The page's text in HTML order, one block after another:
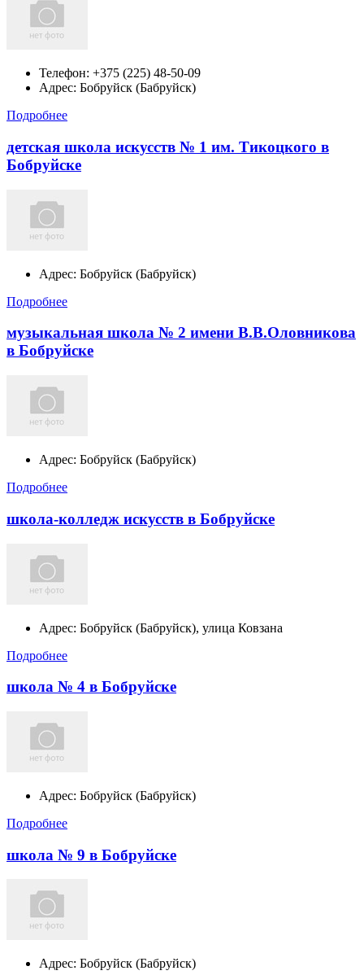
Телефон: +375 (225) 48-50-09
Адрес: Бобруйск (Бабруйск)
Подробнее
детская школа искусств № 1 им. Тикоцкого в
Бобруйске
Адрес: Бобруйск (Бабруйск)
Подробнее
музыкальная школа № 2 имени В.В.Оловникова
в Бобруйске
Адрес: Бобруйск (Бабруйск)
Подробнее
школа-колледж искусств в Бобруйске
Адрес: Бобруйск (Бабруйск), улица Ковзана
Подробнее
школа № 4 в Бобруйске
Адрес: Бобруйск (Бабруйск)
Подробнее
школа № 9 в Бобруйске
Адрес: Бобруйск (Бабруйск)